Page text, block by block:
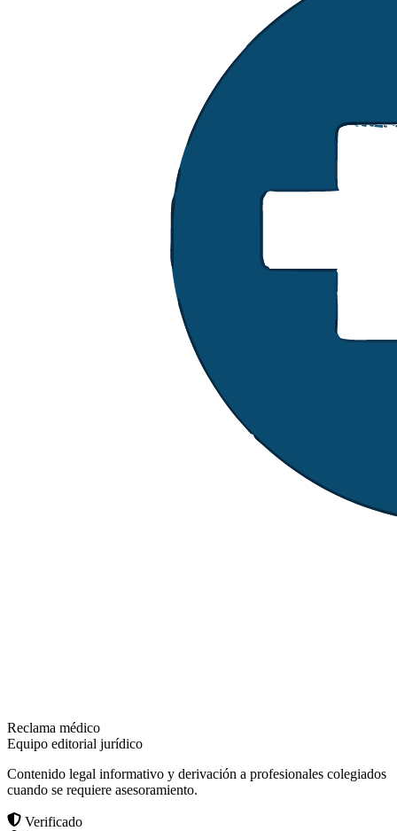
Reclama médico
Equipo editorial jurídico
Contenido legal informativo y derivación a profesionales colegiados
cuando se requiere asesoramiento.
Verificado